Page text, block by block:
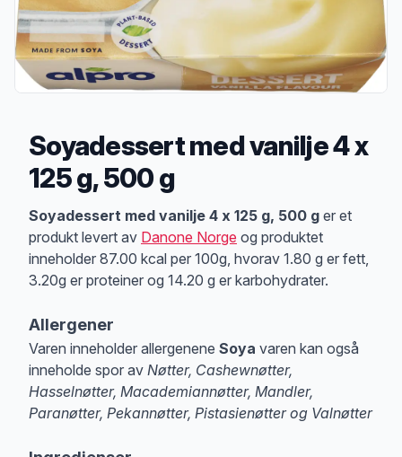
Soyadessert med vanilje 4 x
125 g, 500 g
Produktbeskrivelse
Soyadessert med vanilje 4 x 125 g, 500 g er et
produkt levert av Danone Norge og produktet
inneholder 87.00 kcal per 100g, hvorav 1.80 g er fett,
3.20g er proteiner og 14.20 g er karbohydrater.
Allergener
Varen inneholder allergenene Soya varen kan også
inneholde spor av Nøtter, Cashewnøtter,
Hasselnøtter, Macademiannøtter, Mandler,
Paranøtter, Pekannøtter, Pistasienøtter og Valnøtter